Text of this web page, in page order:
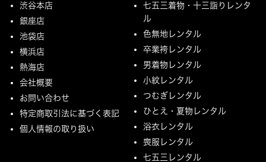
渋谷本店
銀座店
池袋店
横浜店
熱海店
会社概要
お問い合わせ
特定商取引法に基づく表記
個人情報の取り扱い
七五三着物・十三詣りレンタ
ル
色無地レンタル
卒業袴レンタル
男着物レンタル
小紋レンタル
つむぎレンタル
ひとえ・夏物レンタル
浴衣レンタル
喪服レンタル
七五三レンタル